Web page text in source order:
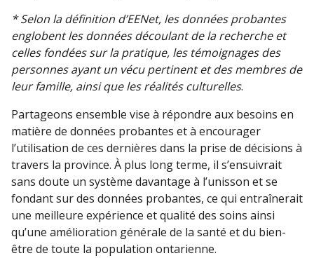
* Selon la définition d’EENet, les données probantes
englobent les données découlant de la recherche et
celles fondées sur la pratique, les témoignages des
personnes ayant un vécu pertinent et des membres de
leur famille, ainsi que les réalités culturelles.
Partageons ensemble vise à répondre aux besoins en
matière de données probantes et à encourager
l’utilisation de ces dernières dans la prise de décisions à
travers la province. À plus long terme, il s’ensuivrait
sans doute un système davantage à l’unisson et se
fondant sur des données probantes, ce qui entraînerait
une meilleure expérience et qualité des soins ainsi
qu’une amélioration générale de la santé et du bien-
être de toute la population ontarienne.